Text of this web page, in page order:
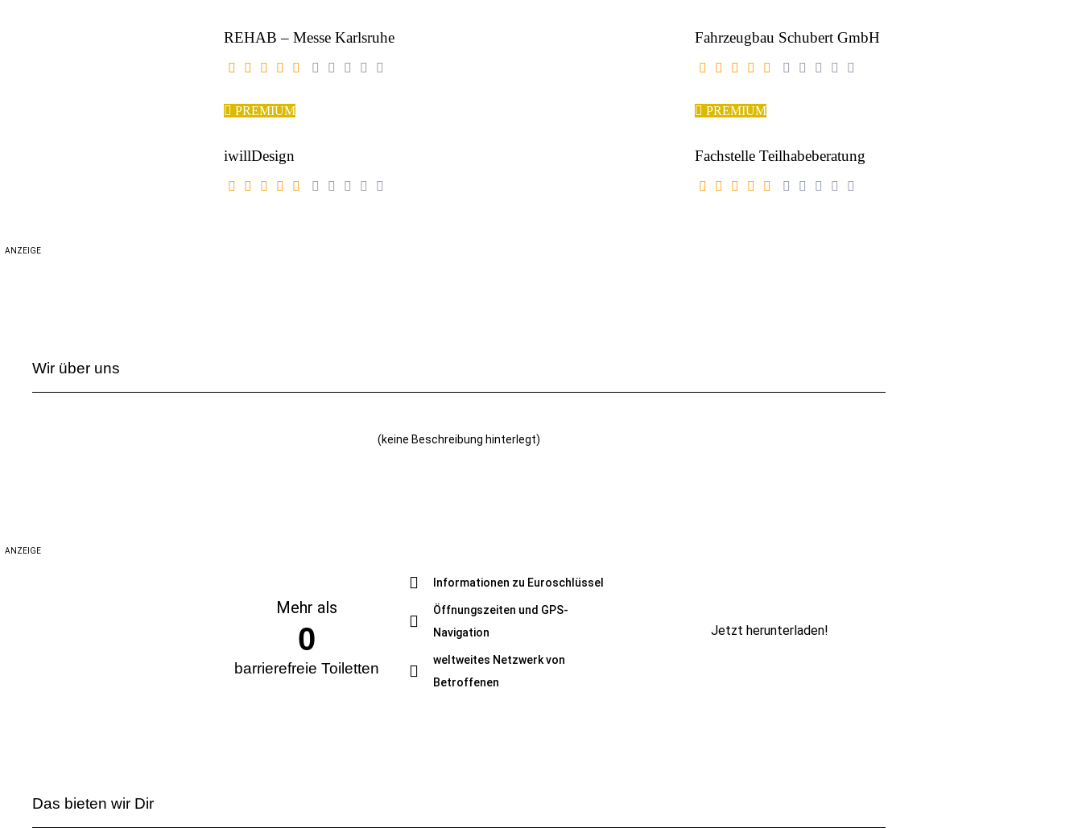
REHAB – Messe Karlsruhe Fahrzeugbau Schubert GmbH
PREMIUM
iwillDesign
PREMIUM
Fachstelle Teilhabeberatung
ANZEIGE
Wir über uns
(keine Beschreibung hinterlegt)
ANZEIGE
Mehr als
barrierefreie Toiletten
0
Informationen zu Euroschlüssel
Öffnungszeiten und GPS-
Navigation
weltweites Netzwerk von
Betroffenen
Jetzt herunterladen!
Das bieten wir Dir